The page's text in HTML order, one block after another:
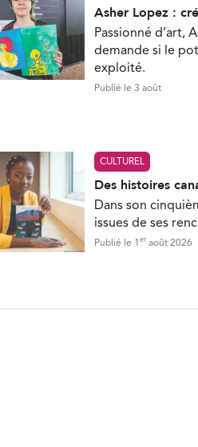
Asher Lopez :
Passionné d’art,
demande si le
exploité.
Publié le 3 août
CULTUREL
Des histoires
Dans son
issues de ses
Publié le 1 er août 2026